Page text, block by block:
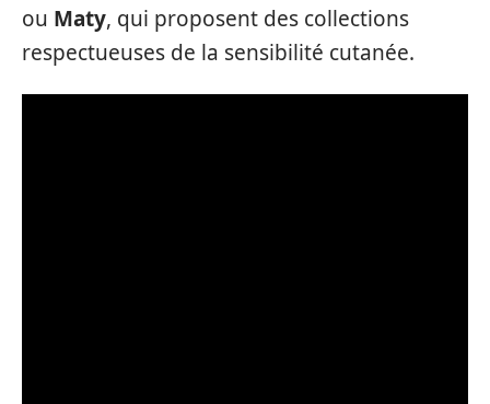
ou Maty, qui proposent des collections
respectueuses de la sensibilité cutanée.